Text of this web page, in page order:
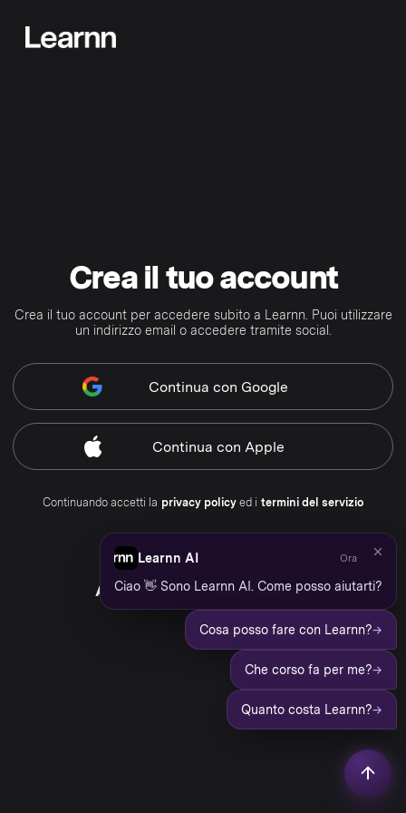
Crea il tuo account
Crea il tuo account per accedere subito a Learnn. Puoi utilizzare
un indirizzo email o accedere tramite social.
Continua con Google
Continua con Apple
Continuando accetti la privacy policy ed i termini del servizio
Accedi al tuo account Learnn
Learnn AI Ora
Ciao 👋 Sono Learnn AI. Come posso aiutarti?
Cosa posso fare con Learnn?→
Che corso fa per me?→
Quanto costa Learnn?→